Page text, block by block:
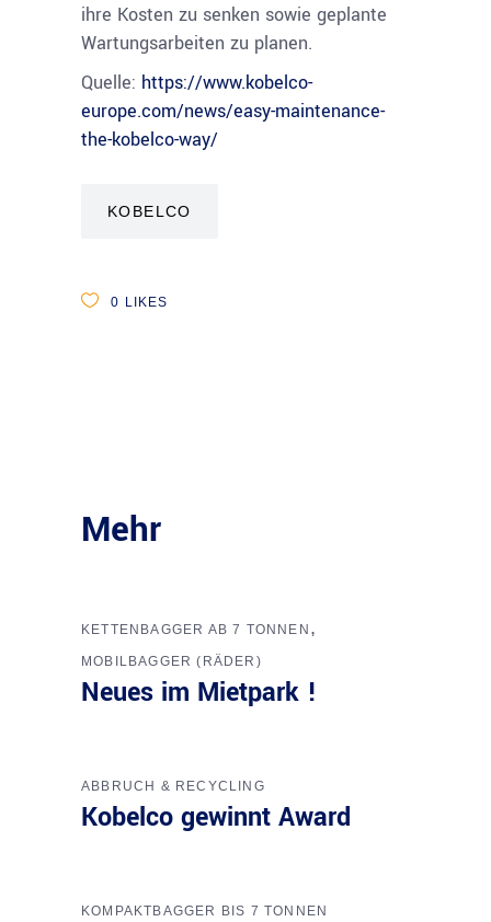
ihre Kosten zu senken sowie geplante
Wartungsarbeiten zu planen.
Quelle: https://www.kobelco-
europe.com/news/easy-maintenance-
the-kobelco-way/
KOBELCO
0 LIKES
Mehr
KETTENBAGGER AB 7 TONNEN ,
MOBILBAGGER (RÄDER)
Neues im Mietpark !
ABBRUCH & RECYCLING
Kobelco gewinnt Award
KOMPAKTBAGGER BIS 7 TONNEN